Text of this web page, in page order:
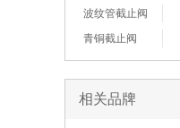
波纹管截止阀
青铜截止阀
相关品牌